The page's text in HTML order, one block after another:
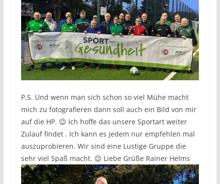
P.S. Und wenn man sich schon so viel Mühe macht
mich zu fotografieren dann soll auch ein Bild von mir
auf die HP. 😉 Ich hoffe das unsere Sportart weiter
Zulauf findet . Ich kann es jedem nur empfehlen mal
auszuprobieren. Wir sind eine Lustige Gruppe die
sehr viel Spaß macht. 😉 Liebe Grüße Rainer Helms